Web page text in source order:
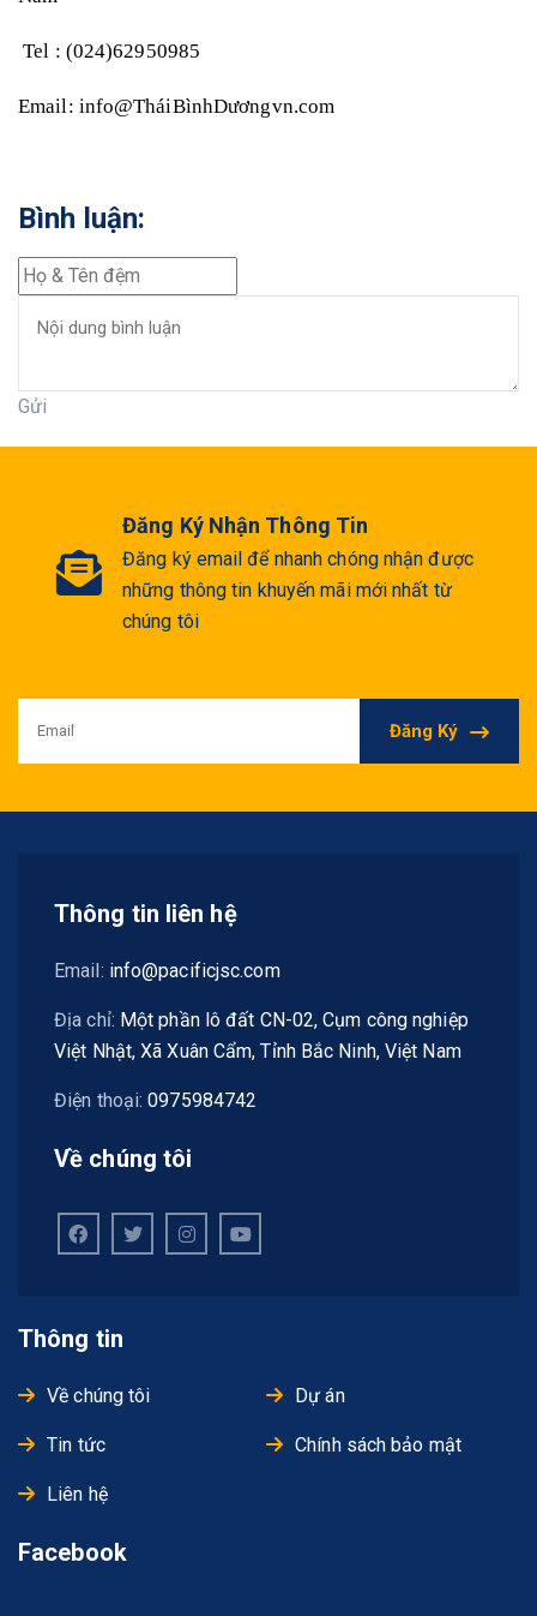
Tel : (024)62950985
Email: info@TháiBìnhDươngvn.com
Bình luận:
Gửi
Đăng Ký Nhận Thông Tin
Đăng ký email để nhanh chóng nhận được
những thông tin khuyến mãi mới nhất từ
chúng tôi
Đăng Ký
Thông tin liên hệ
Email: info@pacificjsc.com
Địa chỉ: Một phần lô đất CN-02, Cụm công nghiệp
Việt Nhật, Xã Xuân Cẩm, Tỉnh Bắc Ninh, Việt Nam
Điện thoại:0975984742
Về chúng tôi
Thông tin
Về chúng tôi Dự án
Tin tức Chính sách bảo mật
Liên hệ
Facebook